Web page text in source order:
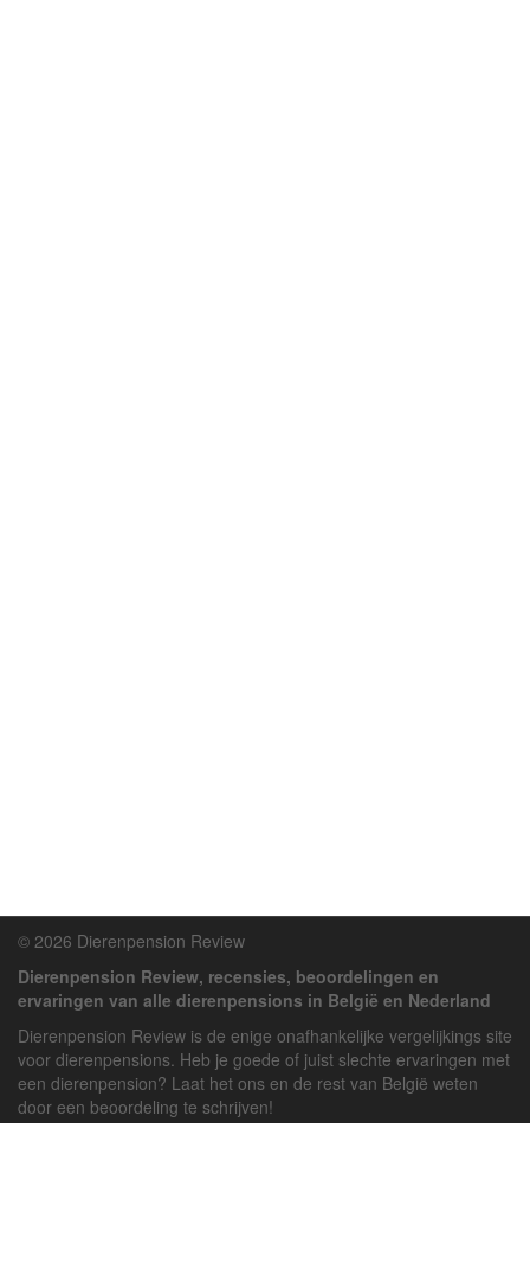
© 2026 Dierenpension Review
Dierenpension Review, recensies, beoordelingen en
ervaringen van alle dierenpensions in België en Nederland
Dierenpension Review is de enige onafhankelijke vergelijkings site
voor dierenpensions. Heb je goede of juist slechte ervaringen met
een dierenpension? Laat het ons en de rest van België weten
door een beoordeling te schrijven!